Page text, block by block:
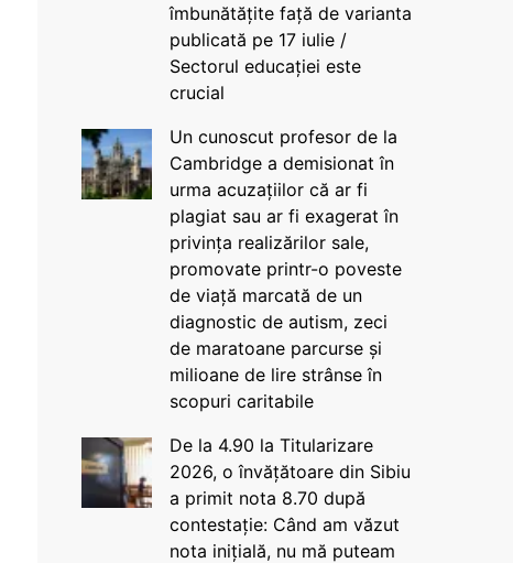
îmbunătățite față de varianta
publicată pe 17 iulie /
Sectorul educației este
crucial
Un cunoscut profesor de la
Cambridge a demisionat în
urma acuzațiilor că ar fi
plagiat sau ar fi exagerat în
privința realizărilor sale,
promovate printr-o poveste
de viață marcată de un
diagnostic de autism, zeci
de maratoane parcurse și
milioane de lire strânse în
scopuri caritabile
De la 4.90 la Titularizare
2026, o învățătoare din Sibiu
a primit nota 8.70 după
contestație: Când am văzut
nota inițială, nu mă puteam